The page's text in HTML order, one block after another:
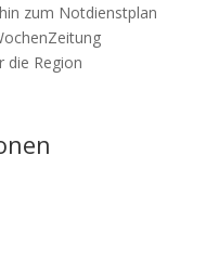
zum Notdienstplan
die Region